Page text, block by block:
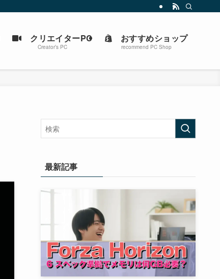
クリエイターPC
Creator’s PC
おすすめショップ
recommend PC Shop
最新記事